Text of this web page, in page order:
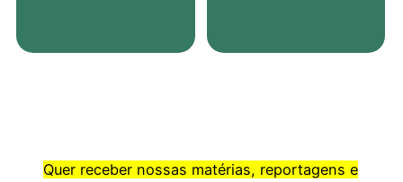
Quer receber nossas matérias, reportagens e